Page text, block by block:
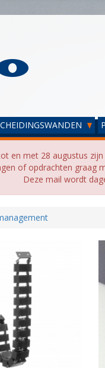
en met 28 augustus
of opdrachten graag
Deze mail wordt